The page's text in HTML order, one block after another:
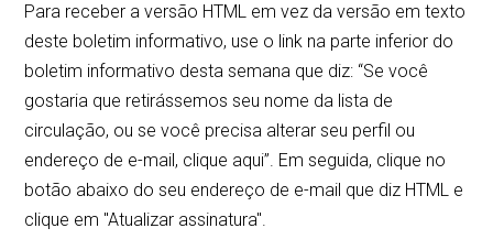
Para receber a versão HTML em vez da versão em texto
deste boletim informativo, use o link na parte inferior do
boletim informativo desta semana que diz: “Se você
gostaria que retirássemos seu nome da lista de
circulação, ou se você precisa alterar seu perfil ou
endereço de e-mail, clique aqui”. Em seguida, clique no
botão abaixo do seu endereço de e-mail que diz HTML e
clique em "Atualizar assinatura".